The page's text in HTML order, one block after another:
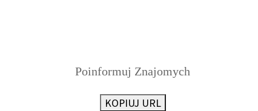
Poinformuj Znajomych
KOPIUJ URL